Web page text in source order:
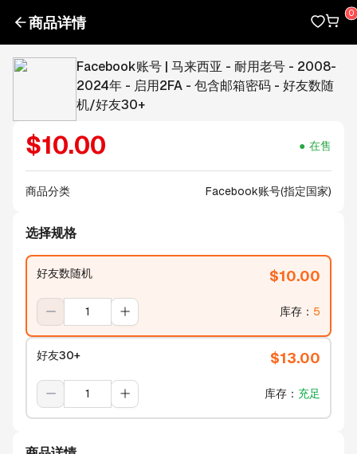
商品详情
Facebook账号 | 马来西亚 - 耐用老号 - 2008-
2024年 - 启用2FA - 包含邮箱密码 - 好友数随
机/好友30+
$10.00 在售
商品分类 Facebook账号(指定国家)
选择规格
好友数随机 $10.00
库存 ： 5
好友30+ $13.00
库存 ： 充足